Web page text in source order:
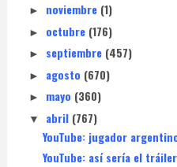
► noviembre (1)
► octubre (176)
► septiembre (457)
► agosto (670)
► mayo (360)
▼ abril (767)
YouTube: jugador
YouTube: así sería el